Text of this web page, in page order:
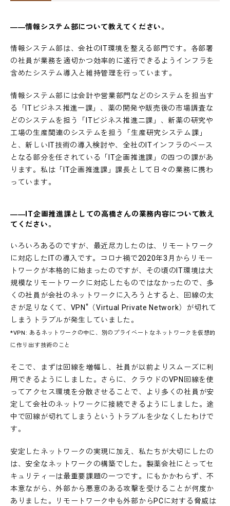
――情報システム部について教えてください。
情報システム部は、会社のIT環境を整える部門です。各部署
の社員が業務を適切かつ効率的に遂行できるようインフラを
含めたシステム導入と維持管理を行っています。
情報システム部には会計や営業部門などのシステムを担当す
る「ITビジネス推進一課」、薬の開発や販売後の市場調査な
どのシステムを担う「ITビジネス推進二課」、新薬の研究や
工場の生産関連のシステムを担う「生産研究システム課」
と、新しいIT技術の導入検討や、全社のITインフラのベース
となる部分を任されている「IT企画推進課」の四つの課があ
ります。私は「IT企画推進課」課長として日々の業務に携わ
っています。
――IT企画推進課としての高橋さんの業務内容について教え
てください。
いろいろあるのですが、最近尽力したのは、リモートワーク
に対応したITの導入です。コロナ禍で2020年3月からリモー
トワークが本格的に始まったのですが、その頃のIT環境は大
規模なリモートワークに対応したものではなかったので、多
くの社員が会社のネットワークに入ろうとすると、回線の太
さが足りなくて、VPN *
（Virtual Private Network）が切れて
しまうトラブルが発生していました。
*VPN: あるネットワークの中に、別のプライベートなネットワークを仮想的
に作り出す技術のこと
そこで、まずは回線を増幅し、社員が以前よりスムーズに利
用できるようにしました。さらに、クラウドのVPN回線を使
ってアクセス環境を分散させることで、より多くの社員が安
定して会社のネットワークに接続できるようにしました。途
中で回線が切れてしまうというトラブルを少なくしたわけで
す。
安定したネットワークの実現に加え、私たちが大切にしたの
は、安全なネットワークの構築でした。製薬会社にとってセ
キュリティーは最重要課題の一つです。にもかかわらず、不
本意ながら、外部から悪意のある攻撃を受けることが何度か
ありました。リモートワーク中も外部からPCに対する脅威は